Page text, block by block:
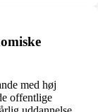
med høj
offentlige